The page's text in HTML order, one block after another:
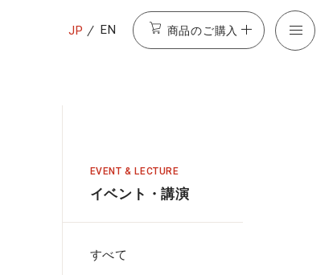
JP EN 商品のご購入
EVENT & LECTURE
イベント・講演
すべて